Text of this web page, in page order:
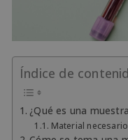
Índice de
¿Qué es una
Material